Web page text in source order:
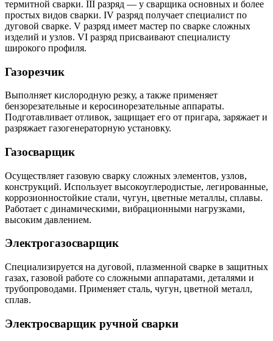
термитной сварки. III разряд — у сварщика основных и более
простых видов сварки. IV разряд получает специалист по
дуговой сварке. V разряд имеет мастер по сварке сложных
изделий и узлов. VI разряд присваивают специалисту
широкого профиля.
Газорезчик
Выполняет кислородную резку, а также применяет
бензорезательные и керосинорезательные аппараты.
Подготавливает отливок, защищает его от пригара, заряжает и
разряжает газогенераторную установку.
Газосварщик
Осуществляет газовую сварку сложных элементов, узлов,
конструкций. Использует высокоуглеродистые, легированные,
коррозионностойкие стали, чугун, цветные металлы, сплавы.
Работает с динамическими, вибрационными нагрузками,
высоким давлением.
Электрогазосварщик
Специализируется на дуговой, плазменной сварке в защитных
газах, газовой работе со сложными аппаратами, деталями и
трубопроводами. Применяет сталь, чугун, цветной металл,
сплав.
Электросварщик ручной сварки